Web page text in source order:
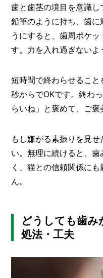
歯と歯茎の境目を意識
鉛筆のように持ち、歯
うにすると、歯周ポケ
す。力を入れ過ぎないよ
短時間で終わらせるこ
秒からでOKです。終わ
らいね」と褒めて、ご褒
もし嫌がる素振りを見
い。無理に続けると、
く、猫との信頼関係に
ん。
どうしても歯み
処法・工夫